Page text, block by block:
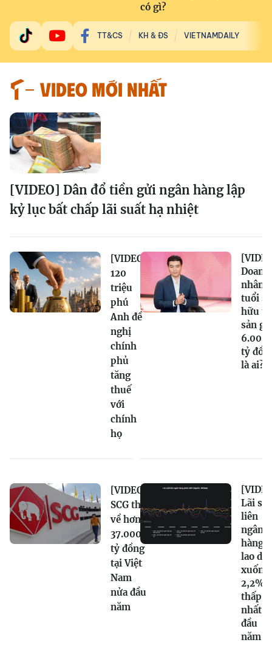
có gì?
TT&CS KH & ĐS VIETNAMDAILY
VIDEO MỚI NHẤT
[VIDEO] Dân đổ tiền gửi ngân hàng lập
kỷ lục bất chấp lãi suất hạ nhiệt
[VIDEO]
120
triệu
phú
Anh đề
nghị
chính
phủ
tăng
thuế
với
chính
họ
Doanh
nhân
tuổi sở
hữu
sản
6.000
tỷ
là ai?
[VIDEO]
SCG thu
về hơn
37.000
tỷ đồng
tại Việt
Nam
nửa đầu
năm
Lãi
liên
ngân
hàng
lao dốc
xuống
2,2%,
thấp
nhất
đầu
năm